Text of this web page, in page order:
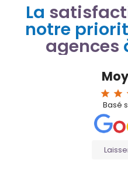
La
notre
agences
star star
Basé